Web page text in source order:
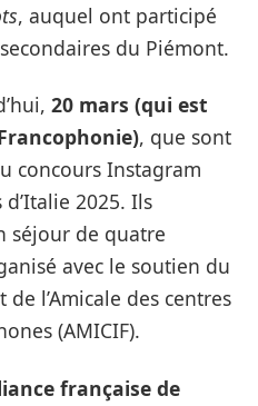
, auquel ont participé
du Piémont.
20 mars (qui est
, que sont
concours Instagram
d’Italie 2025. Ils
séjour de quatre
avec le soutien du
l’Amicale des centres
(AMICIF).
française de